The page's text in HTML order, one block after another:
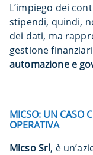
L’impiego dei
stipendi, quindi,
dei dati, ma
gestione
automazione e
MICSO: UN CASO
OPERATIVA
Micso Srl, è